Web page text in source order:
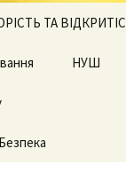
ТА
та
корупції
звітність
НУШ
Безпека